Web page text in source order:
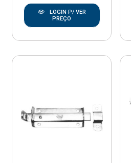
LOGIN P/ VER
PREÇO